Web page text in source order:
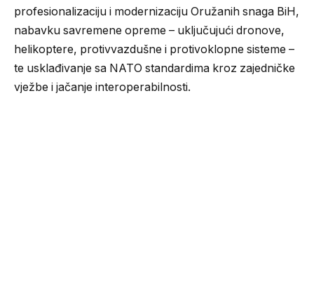
profesionalizaciju i modernizaciju Oružanih snaga BiH,
nabavku savremene opreme – uključujući dronove,
helikoptere, protivvazdušne i protivoklopne sisteme –
te usklađivanje sa NATO standardima kroz zajedničke
vježbe i jačanje interoperabilnosti.